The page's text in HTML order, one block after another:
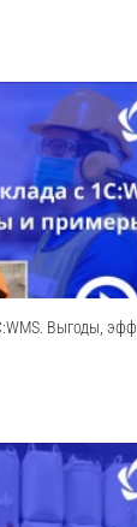
Выгоды,